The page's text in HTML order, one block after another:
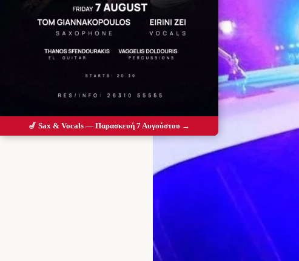
🎷 Sax & Vocals — Παρασκευή 7 Αυγούστου →